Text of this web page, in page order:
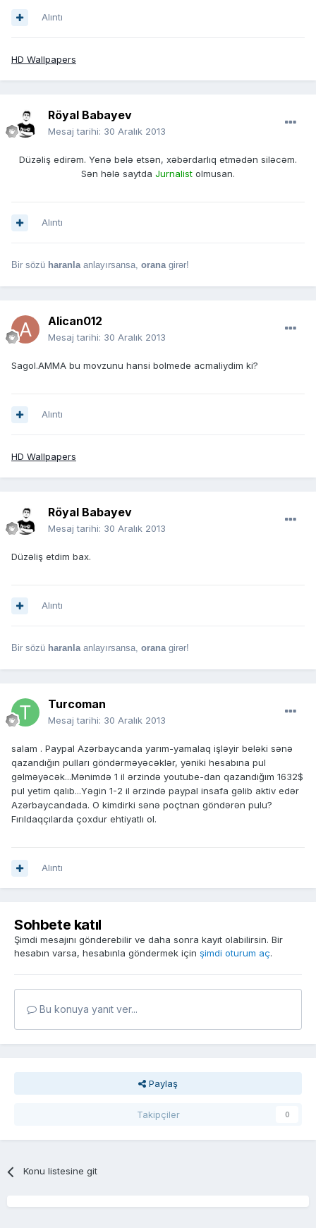
Alıntı
HD Wallpapers
Röyal Babayev
Mesaj tarihi: 30 Aralık 2013
Düzəliş edirəm. Yenə belə etsən, xəbərdarlıq etmədən siləcəm.
Sən hələ saytda Jurnalist olmusan.
Alıntı
Bir sözü haranla anlayırsansa, orana girər!
Alican012
Mesaj tarihi: 30 Aralık 2013
Sagol.AMMA bu movzunu hansi bolmede acmaliydim ki?
Alıntı
HD Wallpapers
Röyal Babayev
Mesaj tarihi: 30 Aralık 2013
Düzəliş etdim bax.
Alıntı
Bir sözü haranla anlayırsansa, orana girər!
Turcoman
Mesaj tarihi: 30 Aralık 2013
salam . Paypal Azərbaycanda yarım-yamalaq işləyir beləki sənə
qazandığın pulları göndərməyəcəklər, yəniki hesabına pul
gəlməyəcək...Mənimdə 1 il ərzində youtube-dan qazandığım 1632$
pul yetim qalıb...Yəgin 1-2 il ərzində paypal insafa gəlib aktiv edər
Azərbaycandada. O kimdirki sənə poçtnan göndərən pulu?
Fırıldaqçılarda çoxdur ehtiyatlı ol.
Alıntı
Sohbete katıl
Şimdi mesajını gönderebilir ve daha sonra kayıt olabilirsin. Bir
hesabın varsa, hesabınla göndermek için şimdi oturum aç.
Bu konuya yanıt ver...
Paylaş
Takipçiler 0
Konu listesine git